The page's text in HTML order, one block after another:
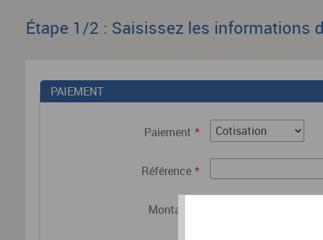
Étape 1/2 : Saisissez les informations
PAIEMENT
Paiement *
Référence *
Montant